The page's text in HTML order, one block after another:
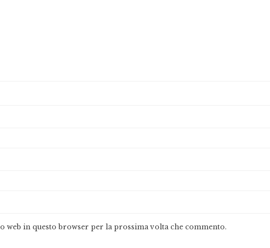
web in questo browser per la prossima volta che commento.